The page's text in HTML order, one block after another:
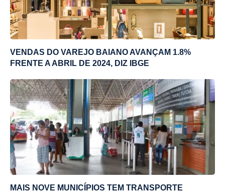
VENDAS DO VAREJO BAIANO AVANÇAM 1.8%
FRENTE A ABRIL DE 2024, DIZ IBGE
MAIS NOVE MUNICÍPIOS TEM TRANSPORTE